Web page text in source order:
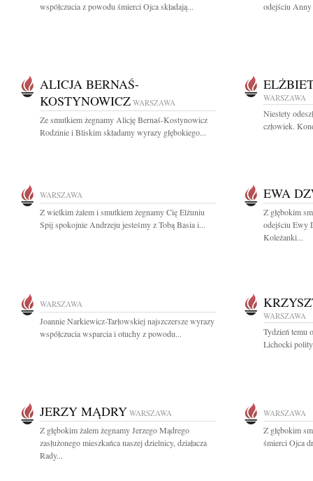
współczucia z powodu śmierci Ojca składają...
odejściu
ALICJA BERNAŚ-
KOSTYNOWICZ WARSZAWA
Ze smutkiem żegnamy Alicję Bernaś-Kostynowicz
Rodzinie i Bliskim składamy wyrazy głębokiego...
WARSZAWA
Niestety
człowiek.
WARSZAWA
Z wielkim żalem i smutkiem żegnamy Cię Elżuniu
Spij spokojnie Andrzeju jesteśmy z Tobą Basia i...
EWA
Z głębokim
odejściu Ewy
Koleżanki...
WARSZAWA
Joannie Narkiewicz-Tarłowskiej najszczersze wyrazy
współczucia wsparcia i otuchy z powodu...
WARSZAWA
Tydzień temu
Lichocki
JERZY MĄDRY WARSZAWA
Z głębokim żalem żegnamy Jerzego Mądrego
zasłużonego mieszkańca naszej dzielnicy, działacza
Rady...
WARSZAWA
Z głębokim
śmierci Ojca